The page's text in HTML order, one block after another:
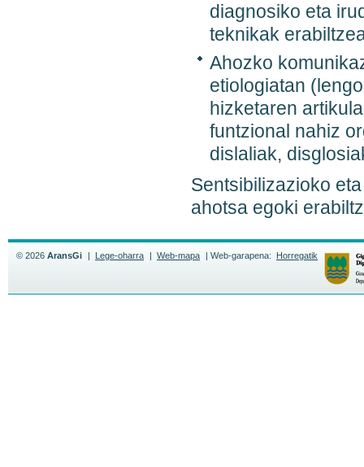
diagnosiko eta
teknikak
Ahozko
etiologiatan
hizketaren
funtzional nahiz
dislaliak,
Sentsibilizazioko
ahotsa egoki
© 2026 AransGi | Lege-oharra | Web-mapa | Web-garapena: Horregatik